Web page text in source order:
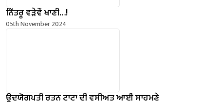
ਨਿੱਤਰੂ ਵੜੇਵੇਂ ਖਾਣੀ…!
05th November 2024
ਉਦਯੋਗਪਤੀ ਰਤਨ ਟਾਟਾ ਦੀ ਵਸੀਅਤ ਆਈ ਸਾਹਮਣੇ